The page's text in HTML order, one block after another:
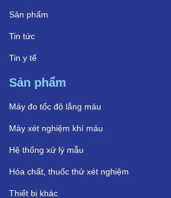
Sản phẩm
Tin tức
Tin y tế
Sản phẩm
Máy đo tốc độ lắng máu
Máy xét nghiệm khí máu
Hệ thống xử lý mẫu
Hóa chất, thuốc thử xét nghiệm
Thiết bị khác